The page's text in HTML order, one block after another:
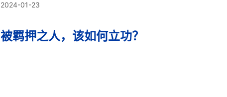
2024-01-23
被羁押之人，该如何立功？